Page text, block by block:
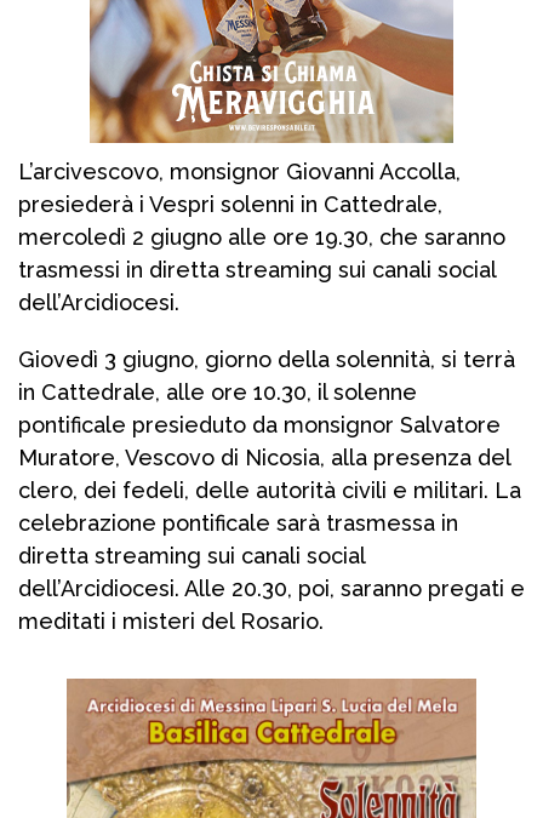
L’arcivescovo, monsignor Giovanni Accolla,
presiederà i Vespri solenni in Cattedrale,
mercoledì 2 giugno alle ore 19.30, che saranno
trasmessi in diretta streaming sui canali social
dell’Arcidiocesi.
Giovedì 3 giugno, giorno della solennità, si terrà
in Cattedrale, alle ore 10.30, il solenne
pontificale presieduto da monsignor Salvatore
Muratore, Vescovo di Nicosia, alla presenza del
clero, dei fedeli, delle autorità civili e militari. La
celebrazione pontificale sarà trasmessa in
diretta streaming sui canali social
dell’Arcidiocesi. Alle 20.30, poi, saranno pregati e
meditati i misteri del Rosario.